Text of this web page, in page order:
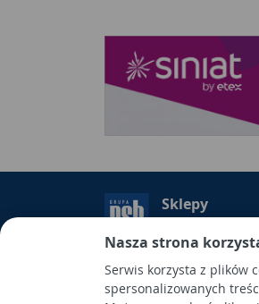
Nasza strona
Serwis korzysta z plików
spersonalizowanych
Sklepy
Grupa PSB Handel